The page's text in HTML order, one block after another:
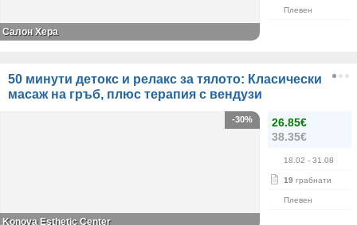
Плевен
Салон Хера
50 минути детокс и релакс за тялото: Класически
масаж на гръб, плюс терапия с вендузи
26.85€
38.35€
18.02 - 31.08
19 грабнати
Плевен
-30%
Konova Esthetic Center